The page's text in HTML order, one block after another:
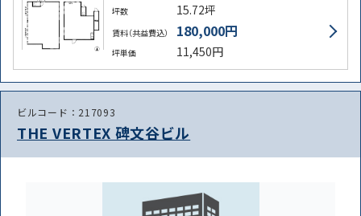
坪数 15.72坪
賃料（共益費込） 180,000円
坪単価 11,450円
ビルコード：217093
THE VERTEX 碑文谷ビル